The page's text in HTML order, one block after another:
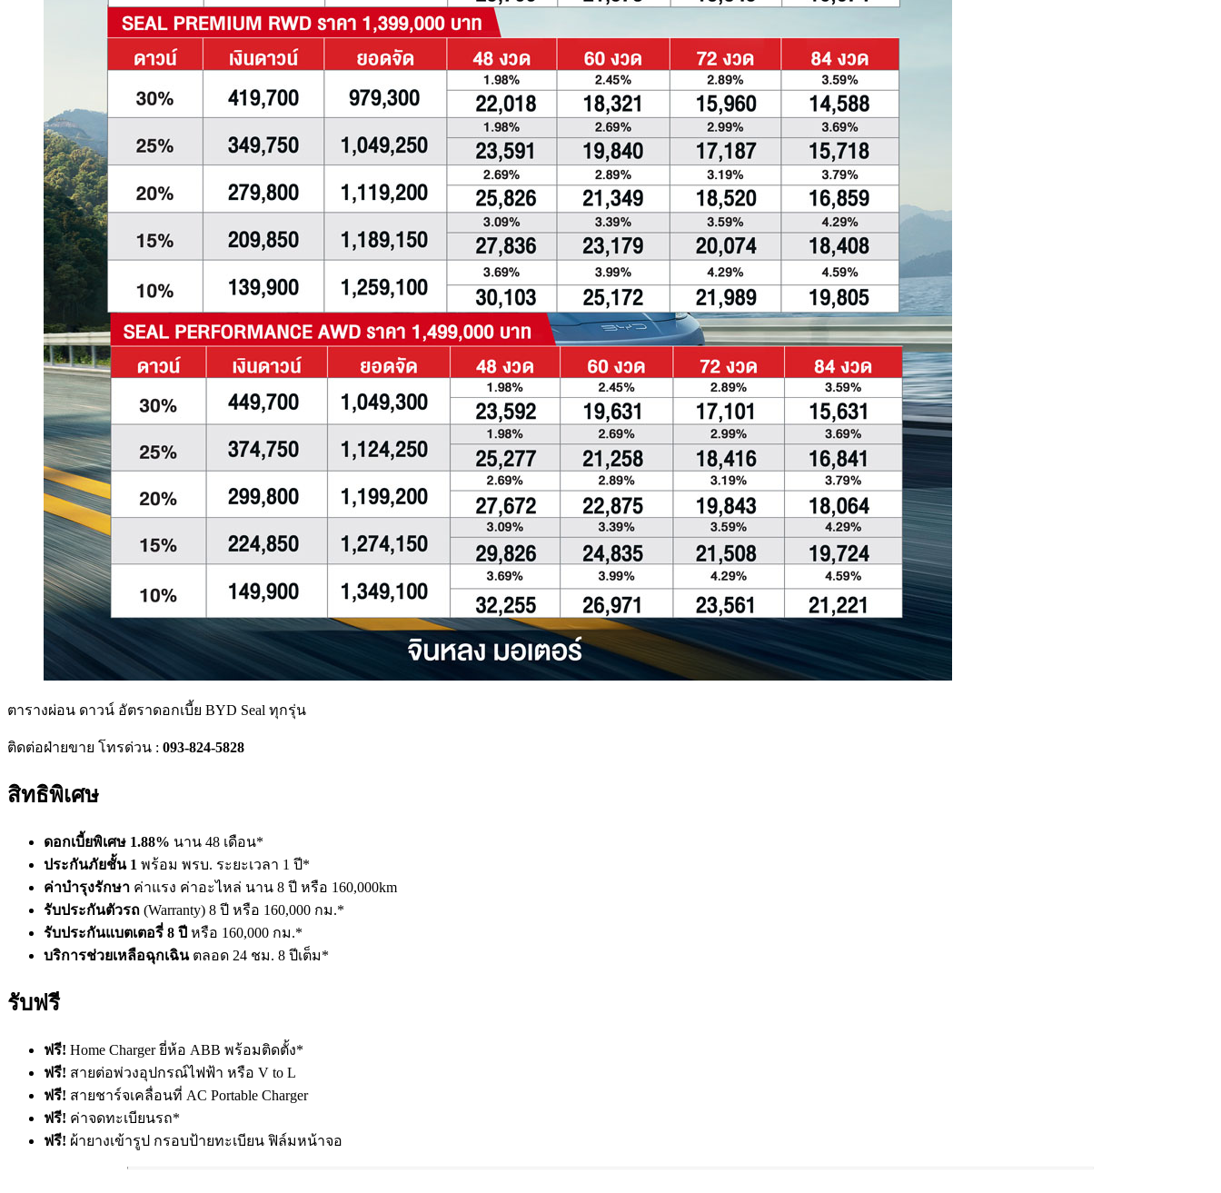
ตารางผ่อน ดาวน์ อัตราดอกเบี้ย BYD Seal ทุกรุ่น
ติดต่อฝ่ายขาย โทรด่วน : 093-824-5828
สิทธิพิเศษ
ดอกเบี้ยพิเศษ 1.88% นาน 48 เดือน*
ประกันภัยชั้น 1 พร้อม พรบ. ระยะเวลา 1 ปี*
ค่าบำรุงรักษา ค่าแรง ค่าอะไหล่ นาน 8 ปี หรือ 160,000km
รับประกันตัวรถ (Warranty) 8 ปี หรือ 160,000 กม.*
รับประกันแบตเตอรี่ 8 ปี หรือ 160,000 กม.*
บริการช่วยเหลือฉุกเฉินตลอด 24 ชม. 8 ปีเต็ม*
รับฟรี
ฟรี! Home Charger ยี่ห้อ ABB พร้อมติดตั้ง*
ฟรี! สายต่อพ่วงอุปกรณ์ไฟฟ้า หรือ V to L
ฟรี! สายชาร์จเคลื่อนที่ AC Portable Charger
ฟรี! ค่าจดทะเบียนรถ*
ฟรี! ผ้ายางเข้ารูป กรอบป้ายทะเบียน ฟิล์มหน้าจอ